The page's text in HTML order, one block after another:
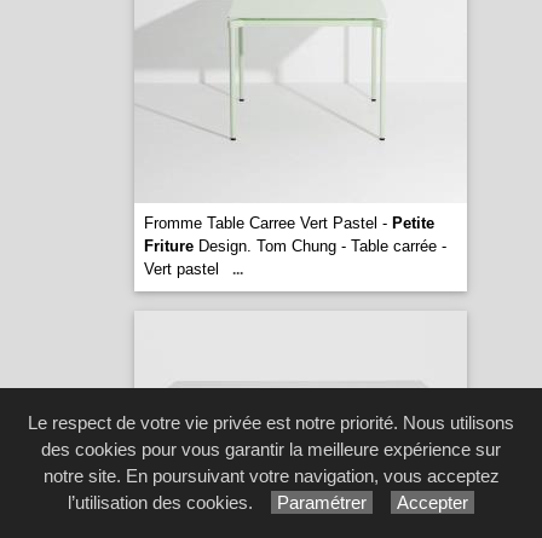
Fromme Table Carree Vert Pastel - Petite
FritureDesign. Tom Chung - Table carrée -
Vert pastel
...
Le respect de votre vie privée est notre priorité. Nous utilisons
des cookies pour vous garantir la meilleure expérience sur
notre site. En poursuivant votre navigation, vous acceptez
l’utilisation des cookies.
Paramétrer Accepter